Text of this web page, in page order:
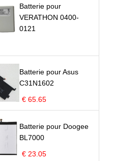
Batterie pour
VERATHON 0400-
0121
Batterie pour Asus
C31N1602
€ 65.65
Batterie pour Doogee
BL7000
€ 23.05